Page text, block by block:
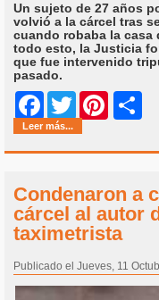
Un sujeto de 27 años
volvió a la cárcel tras
cuando robaba la casa
todo esto, la Justicia
que fue intervenido
pasado.
Facebook
Twitter Pinterest
Leer más...
Condenaron a
cárcel al autor
taximetrista
Publicado el Jueves, 11